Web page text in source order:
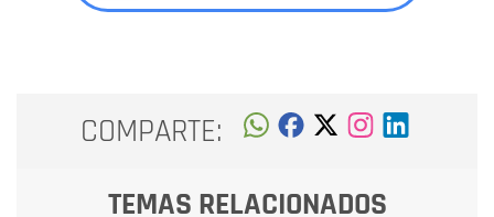
COMPARTE:
TEMAS RELACIONADOS